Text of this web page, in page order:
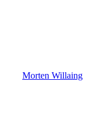
Morten Willaing